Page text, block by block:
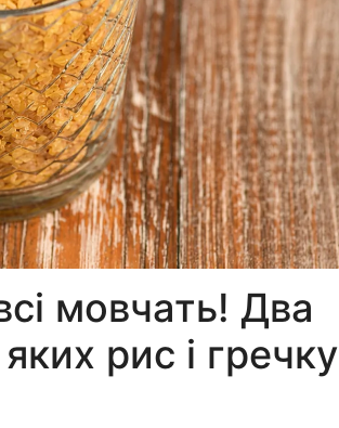
мовчать! Два
рис і гречку